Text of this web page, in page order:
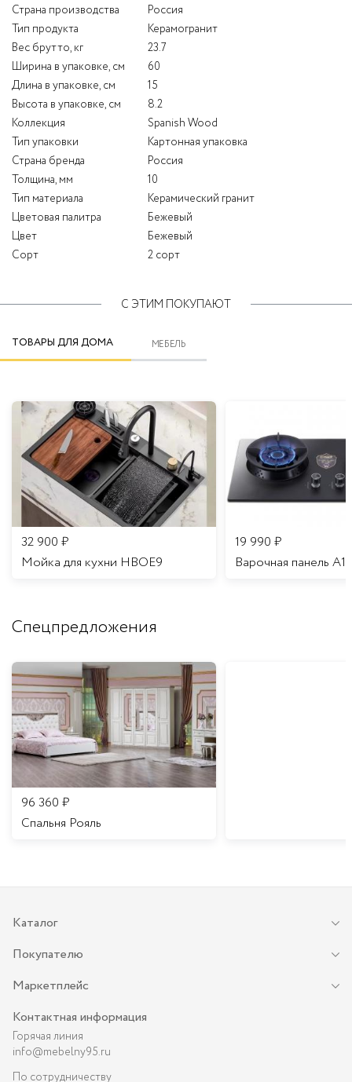
Страна производства
Россия
Тип продукта
Керамогранит
Вес брутто, кг
23.7
Ширина в упаковке, см
60
Длина в упаковке, см
15
Высота в упаковке, см
8.2
Коллекция
Spanish Wood
Тип упаковки
Картонная упаковка
Страна бренда
Россия
Толщина, мм
10
Тип материала
Керамический гранит
Цветовая палитра
Бежевый
Цвет
Бежевый
Сорт
2 сорт
С ЭТИМ ПОКУПАЮТ
ТОВАРЫ ДЛЯ ДОМА МЕБЕЛЬ
32 900 ₽
Мойка для кухни HBOE9
19 990 ₽
Варочная панель A16
Спецпредложения
96 360 ₽
Спальня Рояль
Каталог
Покупателю
Маркетплейс
Контактная информация
Горячая линия
info@mebelny95.ru
По сотрудничеству